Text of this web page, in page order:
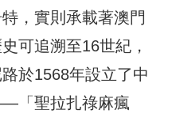
，實則承載著澳門
可追溯至16世紀，
於1568年設立了中
「聖拉扎祿麻瘋